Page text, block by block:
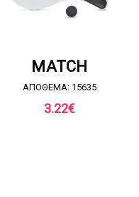
MATCH
ΑΠΟΘΕΜΑ: 15635
3.22€